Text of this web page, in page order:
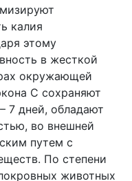
калия
этому
в жесткой
окружающей
С сохраняют
7 дней, обладают
во внешней
путем с
По степени
животных